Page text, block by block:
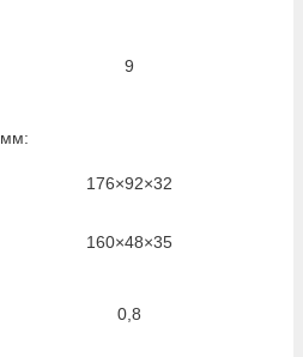
9
176×92×32
160×48×35
0,8